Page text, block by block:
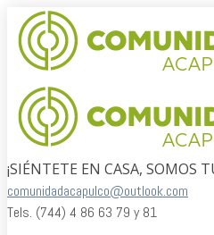
¡SIÉNTETE EN CASA, SOMOS
comunidadacapulco@outlook.com
Tels. (744) 4 86 63 79 y 81